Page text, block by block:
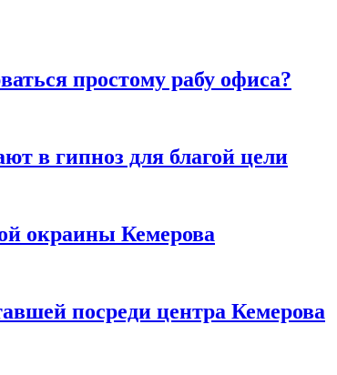
простому рабу офиса?
в гипноз для благой цели
окраины Кемерова
посреди центра Кемерова